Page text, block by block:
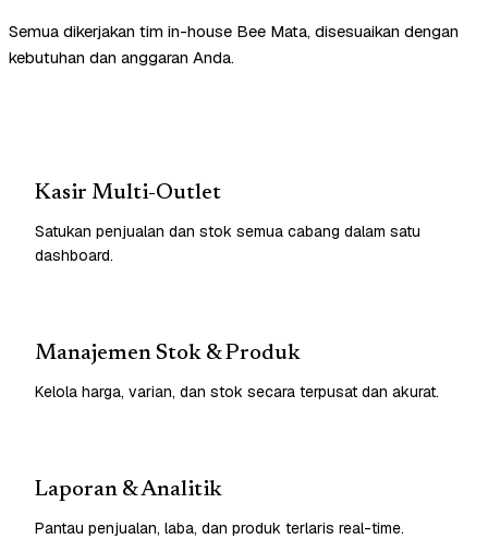
Semua dikerjakan tim in-house Bee Mata, disesuaikan dengan
kebutuhan dan anggaran Anda.
Kasir Multi-Outlet
Satukan penjualan dan stok semua cabang dalam satu
dashboard.
Manajemen Stok & Produk
Kelola harga, varian, dan stok secara terpusat dan akurat.
Laporan & Analitik
Pantau penjualan, laba, dan produk terlaris real-time.